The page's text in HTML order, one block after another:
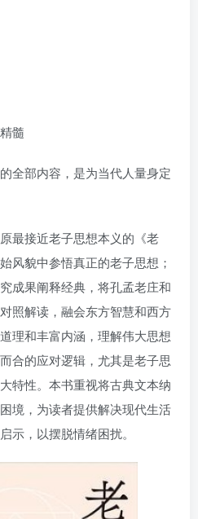
髓
全部内容，是为当代人量身定
最接近老子思想本义的《老
风貌中参悟真正的老子思想；
成果阐释经典，将孔孟老庄和
照解读，融会东方智慧和西方
理和丰富内涵，理解伟大思想
合的应对逻辑，尤其是老子思
特性。本书重视将古典文本纳
境，为读者提供解决现代生活
示，以摆脱情绪困扰。